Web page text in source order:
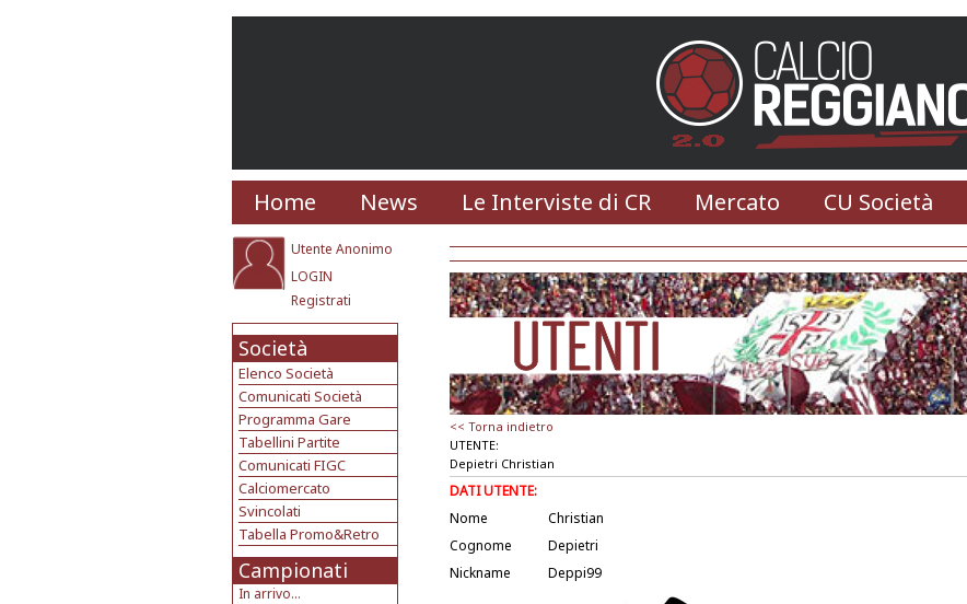
Home News Le Interviste di CR Mercato CU Società
Utente Anonimo
LOGIN
Registrati
Società
Elenco Società
Comunicati Società
Programma Gare
Tabellini Partite
Comunicati FIGC
Calciomercato
Svincolati
Tabella Promo&Retro
Campionati
In arrivo...
<< Torna indietro
UTENTE:
Depietri Christian
DATI UTENTE:
Nome
Christian
Cognome
Depietri
Nickname
Deppi99